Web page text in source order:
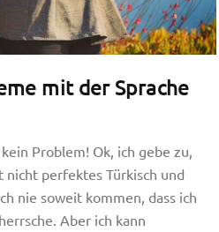
mit der Sprache
Problem! Ok, ich gebe zu,
nicht perfektes Türkisch und
nie soweit kommen, dass ich
Aber ich kann